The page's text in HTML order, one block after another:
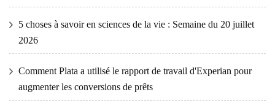
5 choses à savoir en sciences de la vie : Semaine du 20 juillet
2026
Comment Plata a utilisé le rapport de travail d'Experian pour
augmenter les conversions de prêts